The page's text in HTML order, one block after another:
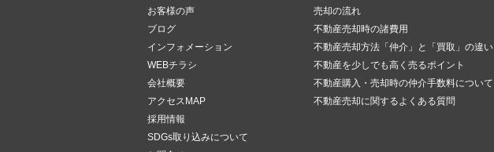
お客様の声
ブログ
インフォメーション
WEBチラシ
会社概要
アクセスMAP
採用情報
SDGs取り込みについて
売却の流れ
不動産売却時の諸費用
不動産売却方法「仲介」と「買取」の違い
不動産を少しでも高く売るポイント
不動産購入・売却時の仲介手数料について
不動産売却に関するよくある質問